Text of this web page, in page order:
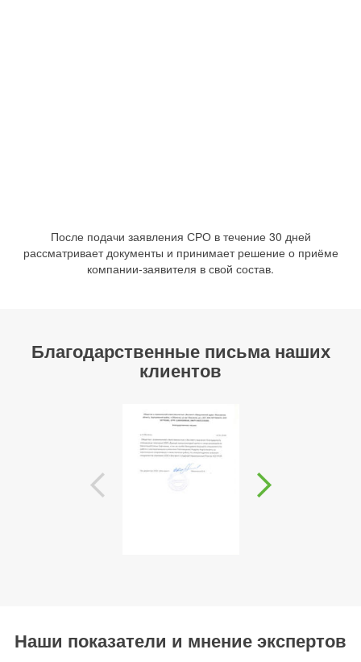
После подачи заявления СРО в течение 30 дней
рассматривает документы и принимает решение о приёме
компании-заявителя в свой состав.
Благодарственные письма наших
клиентов
Наши показатели и мнение экспертов